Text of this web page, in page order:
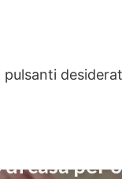
casa per